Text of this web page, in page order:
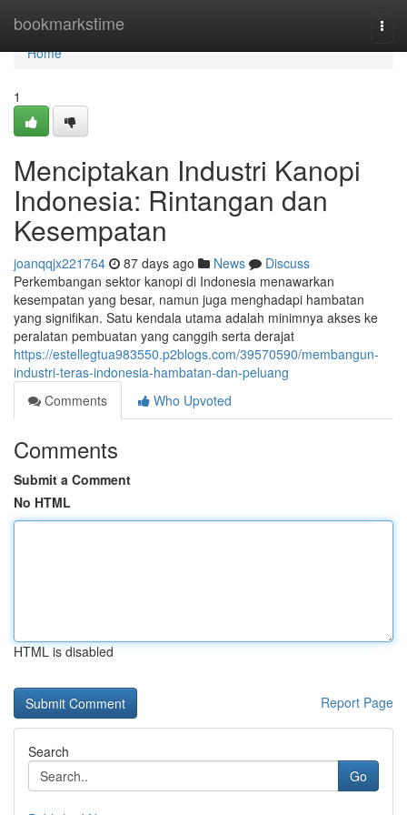
bookmarkstime
Home
Home
1
Menciptakan Industri Kanopi
Indonesia: Rintangan dan
Kesempatan
joanqqjx221764 87 days ago News
Discuss
Perkembangan sektor kanopi di Indonesia menawarkan
kesempatan yang besar, namun juga menghadapi hambatan
yang signifikan. Satu kendala utama adalah minimnya akses ke
peralatan pembuatan yang canggih serta derajat
https://estellegtua983550.p2blogs.com/39570590/membangun-
industri-teras-indonesia-hambatan-dan-peluang
Comments
Who Upvoted
Comments
Submit a Comment
No HTML
HTML is disabled
Report Page
Search
Go